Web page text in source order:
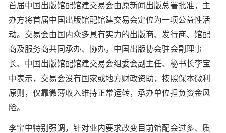
首届中国出版馆配馆建交易会由原新闻出版总署批准，主
办方将首届中国出版馆配馆建交易会定位为一项公益性活
动。交易会由国内众多具有实力的出版商、发行商、馆配
商及服务商共同承办、协办。中国出版协会驻会副理事
长、中国出版馆配馆建交易会组委会副主任、秘书长李宝
中表示，交易会没有国家或地方财政资助，按照保本微利
原则，仅靠微薄收入维持正常运转，承办单位担负资金风
险。
李宝中特别强调，针对业内要求改变目前馆配会过多、质